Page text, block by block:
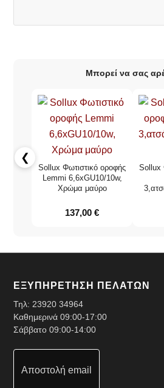
Μπορεί να σας
❮
Sollux Φωτιστικό οροφής
Lemmi 6,6xGU10/10w,
Χρώμα μαύρο
137,00€
Sollux
ΕΞΥΠΗΡΕΤΗΣΗ ΠΕΛΑΤΩΝ
Τηλ:23920 34964
Καθημερινά 09:00-17:00
Σάββατο 09:00-14:00
Αποστολή email